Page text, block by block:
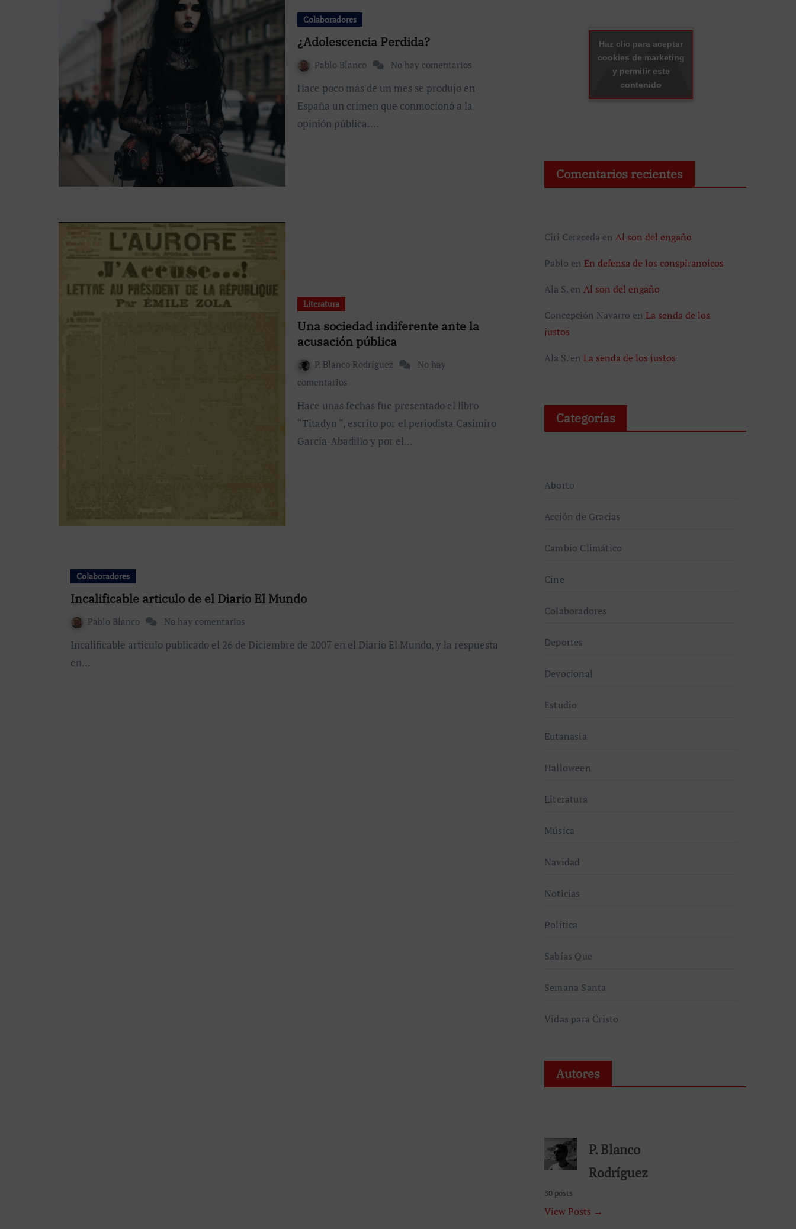
Colaboradores
¿Adolescencia Perdida?
Pablo Blanco No hay comentarios
Hace poco más de un mes se produjo en
España un crimen que conmocionó a la
opinión pública.…
Literatura
Una sociedad indiferente ante la
acusación pública
P. Blanco Rodríguez
No hay
comentarios
Hace unas fechas fue presentado el libro
“Titadyn “, escrito por el periodista Casimiro
García-Abadillo y por el…
Colaboradores
Incalificable articulo de el Diario El Mundo
Pablo Blanco No hay comentarios
Incalificable articulo publicado el 26 de Diciembre de 2007 en el Diario El Mundo, y la respuesta
en…
Haz clic para aceptar
cookies de marketing
y permitir este
contenido
Comentarios recientes
Ciri Cereceda en Al son del engaño
Pablo en En defensa de los conspiranoicos
Ala S. en Al son del engaño
Concepción Navarro en La senda de los
justos
Ala S. en La senda de los justos
Categorías
Aborto
Acción de Gracias
Cambio Climático
Cine
Colaboradores
Deportes
Devocional
Estudio
Eutanasia
Halloween
Literatura
Música
Navidad
Noticias
Política
Sabías Que
Semana Santa
Vidas para Cristo
Autores
P. Blanco
Rodríguez
80 posts
View Posts →